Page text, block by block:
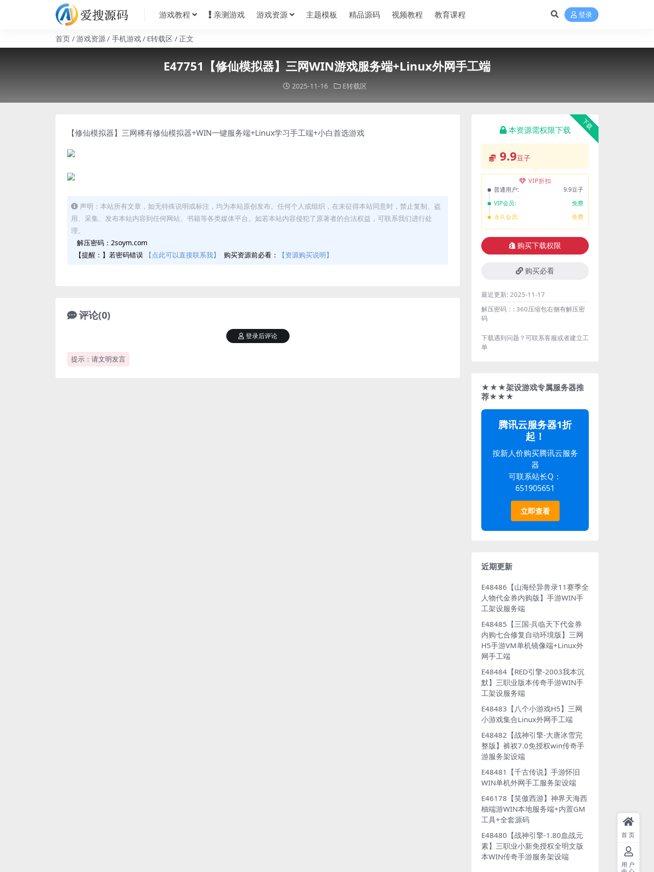
游戏教程 亲测游戏 游戏资源 主题模板 精品源码 视频教程 教育课程 登录
首页 游戏资源 手机游戏 E转载区 正文
E47751【修仙模拟器】三网WIN游戏服务端+Linux外网手工端
2025-11-16 E转载区
【修仙模拟器】三网稀有修仙模拟器+WIN一键服务端+Linux学习手工端+小白首选游戏
声明：本站所有文章，如无特殊说明或标注，均为本站原创发布。任何个人或组织，在未征得本站同意时，禁止复制、盗
用、采集、发布本站内容到任何网站、书籍等各类媒体平台。如若本站内容侵犯了原著者的合法权益，可联系我们进行处
理。
解压密码：2soym.com
【提醒：】若密码错误
【点此可以直接联系我】 购买资源前必看： 【资源购买说明】
评论(0)
提示：请文明发言
登录后评论
下载
本资源需权限下载
9.9豆子
VIP折扣
普通用户:
9.9豆子
VIP会员:
免费
永久会员:
免费
购买下载权限
购买必看
最近更新: 2025-11-17
解压密码：: 360压缩包右侧有解压密
码
下载遇到问题？可联系客服或者建立工
单
★★★架设游戏专属服务器推
荐★★★
腾讯云服务器1折
起！
按新人价购买腾讯云服务
器
可联系站长Q：
651905651
立即查看
近期更新
E48486【山海经异兽录11赛季全
人物代金券内购版】手游WIN手
工架设服务端
E48485【三国·兵临天下代金券
内购七合修复自动环境版】三网
H5手游VM单机镜像端+Linux外
网手工端
E48484【RED引擎-2003我本沉
默】三职业版本传奇手游WIN手
工架设服务端
E48483【八个小游戏H5】三网
小游戏集合Linux外网手工端
E48482【战神引擎-大唐冰雪完
整版】裤衩7.0免授权win传奇手
游服务架设端
E48481【千古传说】手游怀旧
WIN单机外网手工服务架设端
E46178【笑傲西游】神界天海西
柚端游WIN本地服务端+内置GM
工具+全套源码
E48480【战神引擎-1.80血战元
素】三职业小新免授权全明文版
本WIN传奇手游服务架设端
首页
用户